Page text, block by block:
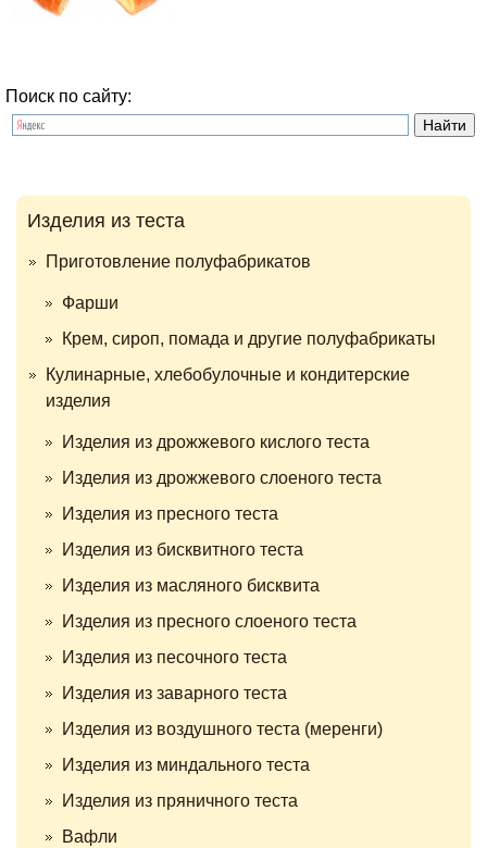
Поиск по сайту:
Изделия из теста
Приготовление полуфабрикатов
Фарши
Крем, сироп, помада и другие полуфабрикаты
Кулинарные, хлебобулочные и кондитерские
изделия
Изделия из дрожжевого кислого теста
Изделия из дрожжевого слоеного теста
Изделия из пресного теста
Изделия из бисквитного теста
Изделия из масляного бисквита
Изделия из пресного слоеного теста
Изделия из песочного теста
Изделия из заварного теста
Изделия из воздушного теста (меренги)
Изделия из миндального теста
Изделия из пряничного теста
Вафли